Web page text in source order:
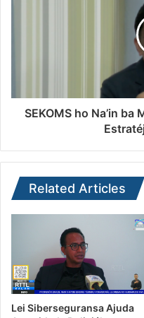
SEKOMS ho Na’in ba
Related Articles
Lei Siberseguransa Ajuda